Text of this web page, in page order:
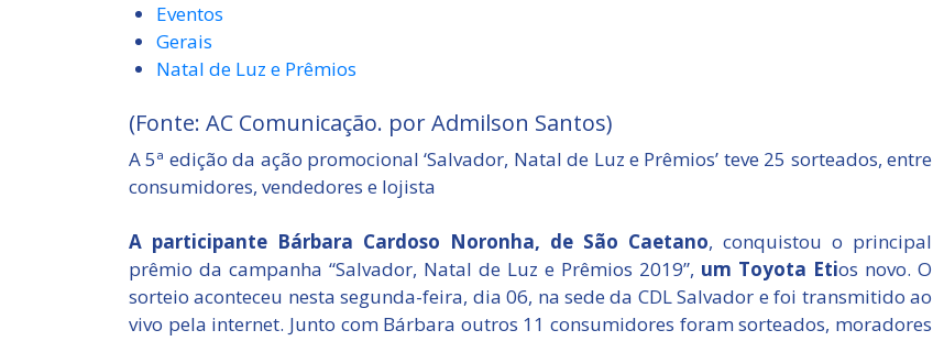
Eventos
Gerais
Natal de Luz e Prêmios
(Fonte: AC Comunicação. por Admilson Santos)
A 5ª edição da ação promocional ‘Salvador, Natal de Luz e Prêmios’ teve 25 sorteados, entre
consumidores, vendedores e lojista
A participante Bárbara Cardoso Noronha, de São Caetano, conquistou o principal
prêmio da campanha “Salvador, Natal de Luz e Prêmios 2019”, um Toyota Etios novo. O
sorteio aconteceu nesta segunda-feira, dia 06, na sede da CDL Salvador e foi transmitido ao
vivo pela internet. Junto com Bárbara outros 11 consumidores foram sorteados, moradores